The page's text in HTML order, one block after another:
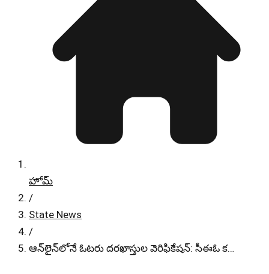
హోమ్
/
State News
/
ఆన్‌లైన్‌లోనే ఓటరు దరఖాస్తుల వెరిఫికేషన్: సీఈఓ క…